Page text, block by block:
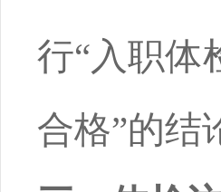
行“入职体
合格”的结